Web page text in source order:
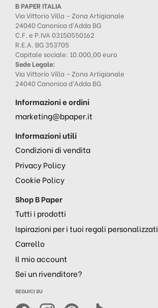
B PAPER ITALIA
Via Vittorio Villa – Zona Artigianale
24040 Canonica d’Adda BG
C.F. e P.IVA 03150550162
R.E.A. BG 353705
Capitale sociale: 10.000,00 euro
Sede Legale:
Via Vittorio Villa – Zona Artigianale
24040 Canonica d’Adda BG
Informazioni e ordini
marketing@bpaper.it
Informazioni utili
Condizioni di vendita
Privacy Policy
Cookie Policy
Shop B Paper
Tutti i prodotti
Ispirazioni per i tuoi regali personalizzati
Carrello
Il mio account
Sei un rivenditore?
SEGUICI SU